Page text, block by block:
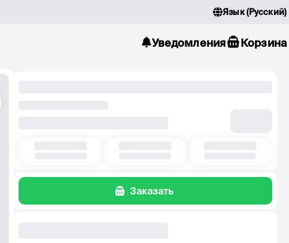
Язык(Русский)
Уведомления Корзина
Заказать